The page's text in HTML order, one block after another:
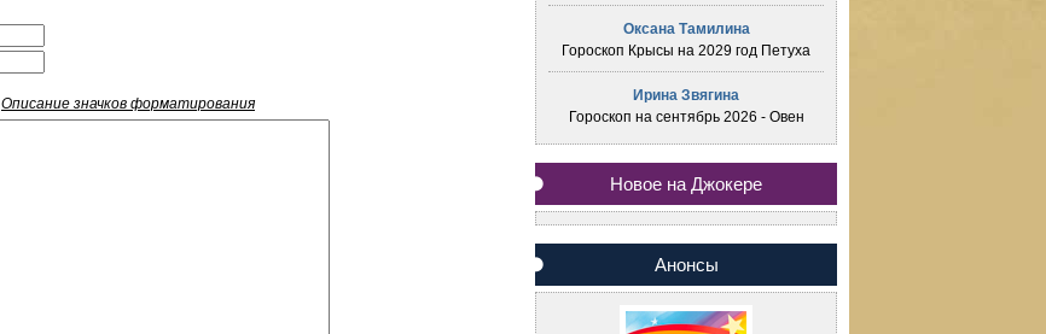
Описание значков форматирования
Оксана Тамилина
Гороскоп Крысы на 2029 год Петуха
Ирина Звягина
Гороскоп на сентябрь 2026 - Овен
Новое на Джокере
Анонсы